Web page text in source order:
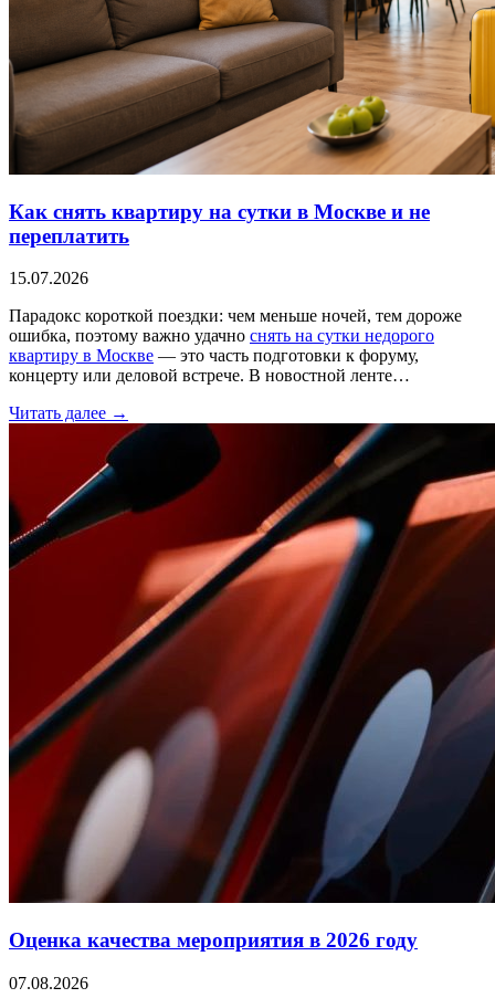
Как снять квартиру на сутки в Москве и не
переплатить
15.07.2026
Парадокс короткой поездки: чем меньше ночей, тем дороже
ошибка, поэтому важно удачно снять на сутки недорого
квартиру в Москве — это часть подготовки к форуму,
концерту или деловой встрече. В новостной ленте…
Читать далее →
Оценка качества мероприятия в 2026 году
07.08.2026